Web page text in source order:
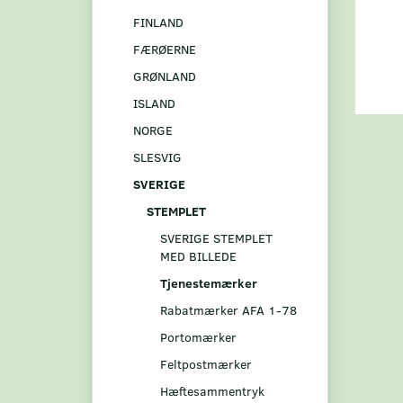
FINLAND
FÆRØERNE
GRØNLAND
ISLAND
NORGE
SLESVIG
SVERIGE
STEMPLET
SVERIGE STEMPLET
MED BILLEDE
Tjenestemærker
Rabatmærker AFA 1-78
Portomærker
Feltpostmærker
Hæftesammentryk